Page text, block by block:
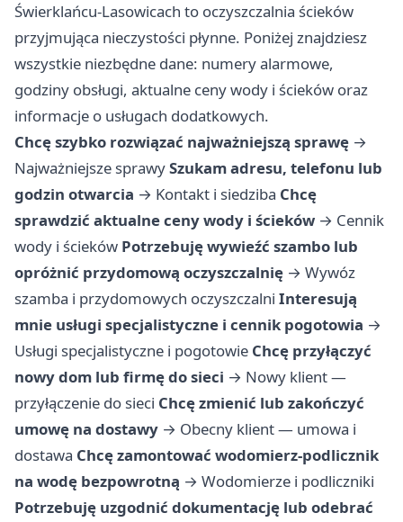
Świerklańcu-Lasowicach to oczyszczalnia ścieków
przyjmująca nieczystości płynne. Poniżej znajdziesz
wszystkie niezbędne dane: numery alarmowe,
godziny obsługi, aktualne ceny wody i ścieków oraz
informacje o usługach dodatkowych.
Chcę szybko rozwiązać najważniejszą sprawę →
Najważniejsze sprawySzukam adresu, telefonu lub
godzin otwarcia → Kontakt i siedziba Chcę
sprawdzić aktualne ceny wody i ścieków → Cennik
wody i ścieków Potrzebuję wywieźć szambo lub
opróżnić przydomową oczyszczalnię → Wywóz
szamba i przydomowych oczyszczalni Interesują
mnie usługi specjalistyczne i cennik pogotowia →
Usługi specjalistyczne i pogotowie Chcę przyłączyć
nowy dom lub firmę do sieci → Nowy klient —
przyłączenie do sieci Chcę zmienić lub zakończyć
umowę na dostawy → Obecny klient — umowa i
dostawa Chcę zamontować wodomierz-podlicznik
na wodę bezpowrotną → Wodomierze i podliczniki
Potrzebuję uzgodnić dokumentację lub odebrać